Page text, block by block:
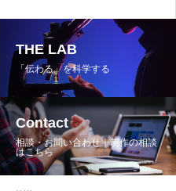
THE LAB
「伝わる」を科学する
Contact
相談・お問い合わせ｜制作の相談
はこちら